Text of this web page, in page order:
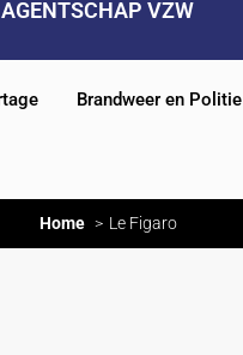
VZW
Brandweer en Politie
Home Le Figaro